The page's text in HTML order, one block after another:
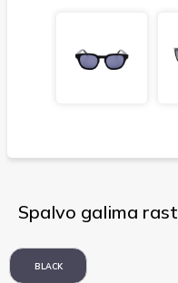
Spalvo galima rast
BLACK